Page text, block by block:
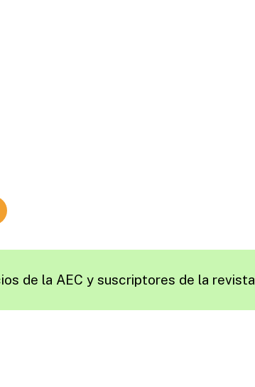
de la AEC y suscriptores de la revista